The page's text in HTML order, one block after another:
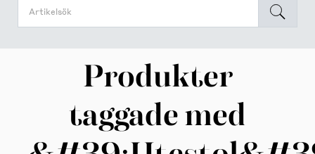
Produkter
taggade med